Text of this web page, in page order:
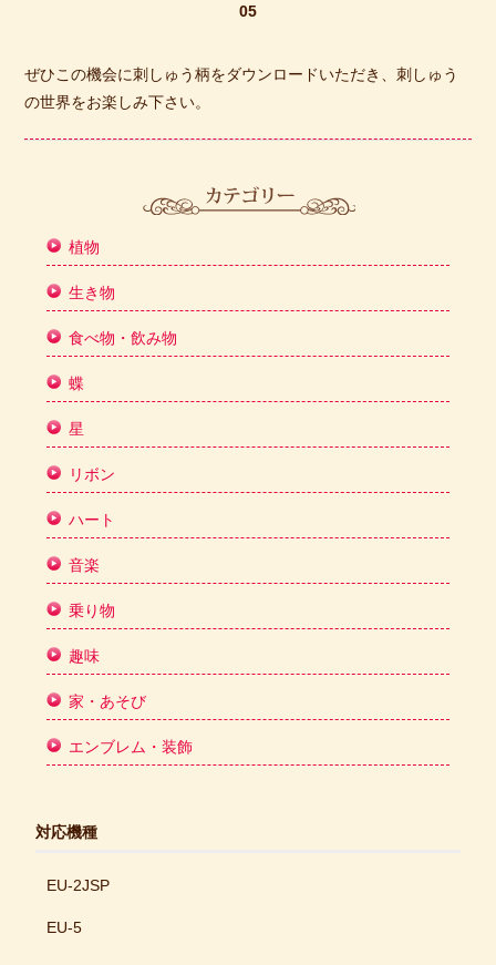
05
ぜひこの機会に刺しゅう柄をダウンロードいただき、刺しゅう
の世界をお楽しみ下さい。
植物
生き物
食べ物・飲み物
蝶
星
リボン
ハート
音楽
乗り物
趣味
家・あそび
エンブレム・装飾
対応機種
EU-2JSP
EU-5